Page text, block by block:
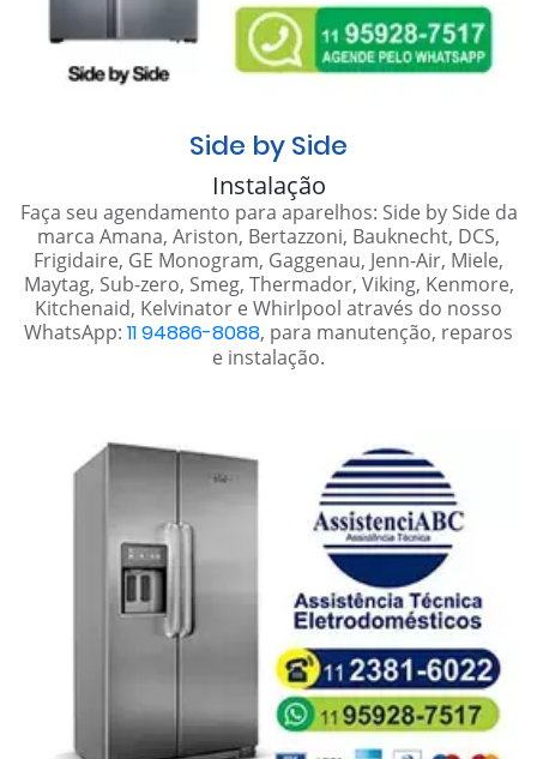
Side by Side
Instalação
Faça seu agendamento para aparelhos: Side by Side da
marca Amana, Ariston, Bertazzoni, Bauknecht, DCS,
Frigidaire, GE Monogram, Gaggenau, Jenn-Air, Miele,
Maytag, Sub-zero, Smeg, Thermador, Viking, Kenmore,
Kitchenaid, Kelvinator e Whirlpool através do nosso
WhatsApp: 11 94886-8088, para manutenção, reparos
e instalação.